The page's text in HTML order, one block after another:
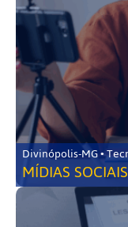
MÍDIAS